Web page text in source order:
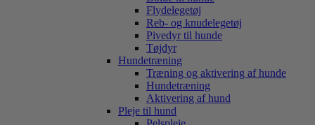
Flydelegetøj
Reb- og knudelegetøj
Pivedyr til hunde
Tøjdyr
Hundetræning
Træning og aktivering af hunde
Hundetræning
Aktivering af hund
Pleje til hund